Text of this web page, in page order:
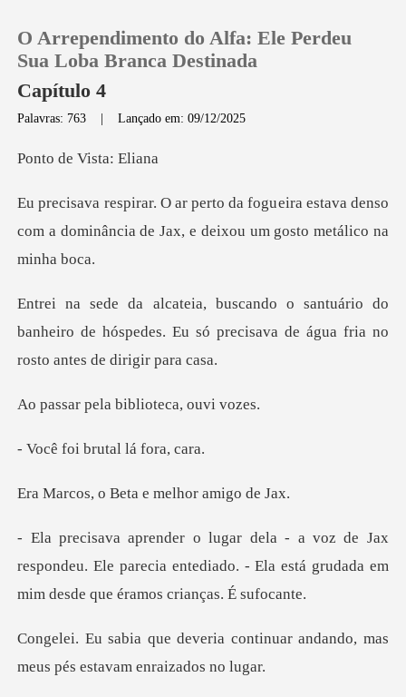
Histórico
O Arrependimento do Alfa: Ele Perdeu
Sua Loba Branca Destinada
Capítulo 4
Palavras: 763 |Lançado em: 09/12/2025
e Vista
eira estava denso
com a dominância de Jax
io do
banheiro de hóspedes. Eu só precisava de
la bibliotec
brutal lá
Beta e melho
ax
respondeu. Ele parecia entediado. - Ela está gr
continuar andando, mas
meus p